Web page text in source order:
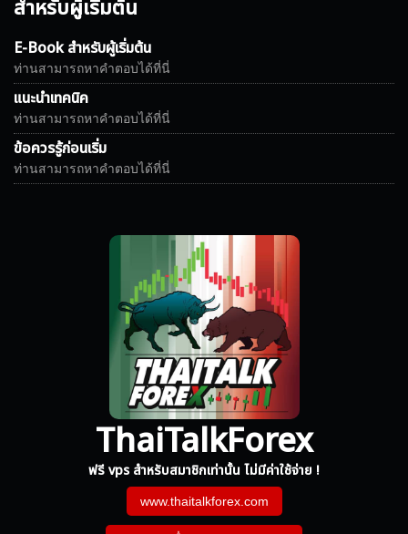
สำหรับผู้เริ่มต้น
E-Book สำหรับผู้เริ่มต้น
ท่านสามารถหาคำตอบได้ที่นี่
แนะนำเทคนิค
ท่านสามารถหาคำตอบได้ที่นี่
ข้อควรรู้ก่อนเริ่ม
ท่านสามารถหาคำตอบได้ที่นี่
ThaiTalkForex
ฟรี vps สำหรับสมาชิกเท่านั้น ไม่มีค่าใช้จ่าย !
www.thaitalkforex.com